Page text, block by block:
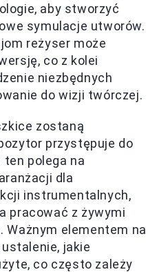
aby stworzyć
symulacje utworów.
reżyser może
co z kolei
niezbędnych
do wizji twórczej.
zostaną
przystępuje do
polega na
dla
instrumentalnych,
pracować z żywymi
Ważnym elementem na
jakie
co często zależy